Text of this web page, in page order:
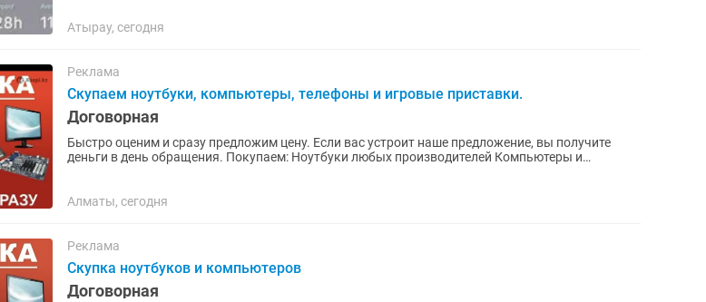
Атырау, сегодня
Реклама
Скупаем ноутбуки, компьютеры, телефоны и игровые приставки.
Договорная
Быстро оценим и сразу предложим цену. Если вас устроит наше предложение, вы получите
деньги в день обращения. Покупаем: Ноутбуки любых производителей Компьютеры и
Алматы, сегодня
Реклама
Скупка ноутбуков и компьютеров
Договорная